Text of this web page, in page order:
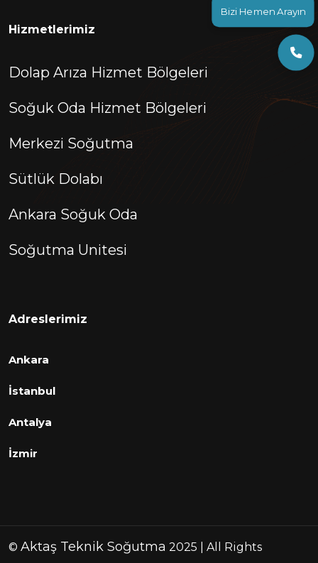
Bizi Hemen Arayın
Hizmetlerimiz
Dolap Arıza Hizmet Bölgeleri
Soğuk Oda Hizmet Bölgeleri
Merkezi Soğutma
Sütlük Dolabı
Ankara Soğuk Oda
Soğutma Unitesi
Adreslerimiz
Ankara
İstanbul
Antalya
İzmir
© Aktaş Teknik Soğutma 2025 | All Rights